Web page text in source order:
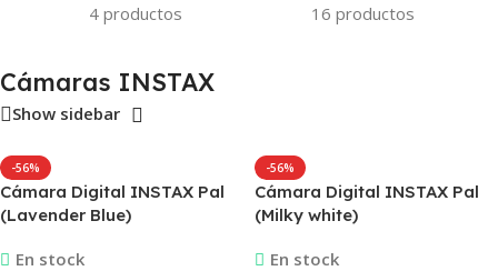
4 productos
16 productos
Cámaras INSTAX
Show sidebar
-56%
Cámara Digital INSTAX Pal
(Lavender Blue)
En stock
-56%
Cámara Digital INSTAX Pal
(Milky white)
En stock